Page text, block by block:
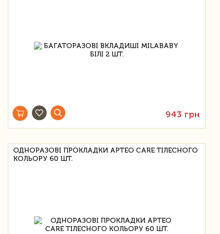
943 грн
ОДНОРАЗОВІ ПРОКЛАДКИ APTEO CARE ТІЛЕСНОГО
КОЛЬОРУ 60 ШТ.